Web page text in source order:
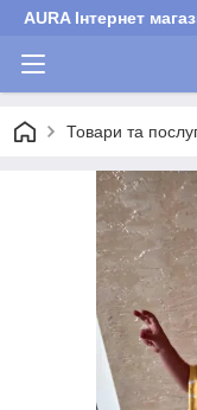
AURA Інтернет
Товари та